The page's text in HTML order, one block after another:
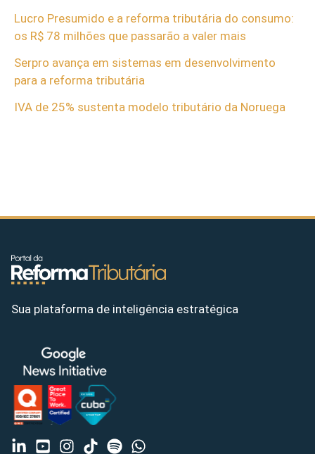
Lucro Presumido e a reforma tributária do consumo:
os R$ 78 milhões que passarão a valer mais
Serpro avança em sistemas em desenvolvimento
para a reforma tributária
IVA de 25% sustenta modelo tributário da Noruega
Sua plataforma de inteligência estratégica